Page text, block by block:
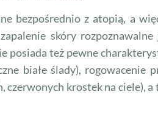
bezpośrednio z atopią, a
skóry
posiada też pewne
białe ślady), rogowacenie
krostek na ciele),